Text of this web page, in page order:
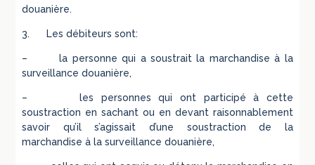
douanière.
3. Les débiteurs sont:
– la personne qui a soustrait la marchandise à la
surveillance douanière,
– les personnes qui ont participé à cette
soustraction en sachant ou en devant raisonnablement
savoir qu’il s’agissait d’une soustraction de la
marchandise à la surveillance douanière,